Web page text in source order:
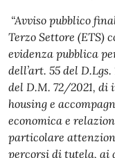
“Avviso pubblico
Terzo Settore (ETS)
evidenza pubblica
dell’art. 55 del
del D.M. 72/2021, di
housing e
economica e
particolare
percorsi di tutela,